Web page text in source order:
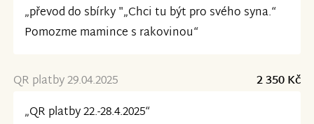
„převod do sbírky "„Chci tu být pro svého syna.“
Pomozme mamince s rakovinou“
QR platby 29.04.2025
2 350 Kč
„QR platby 22.-28.4.2025“